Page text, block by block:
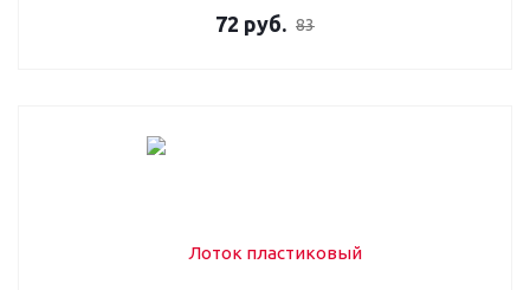
72 руб. 83